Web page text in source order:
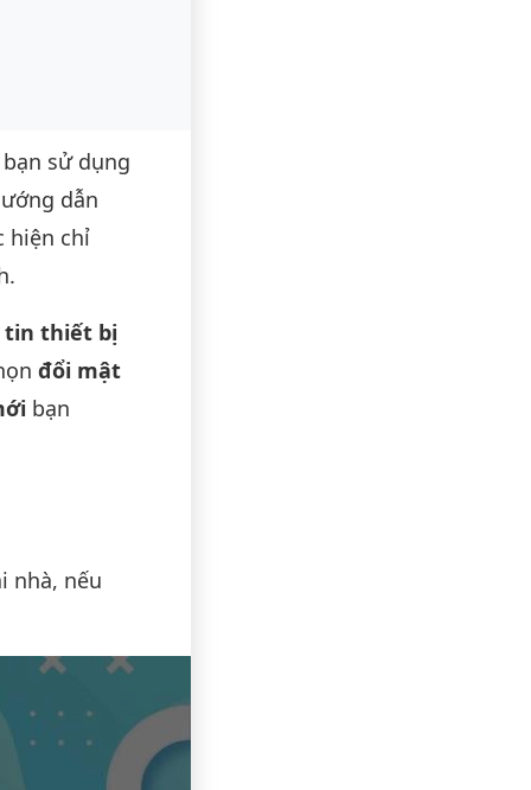
sử dụng
dẫn
hiện chỉ
tin thiết bị
đổi mật
bạn
nhà, nếu